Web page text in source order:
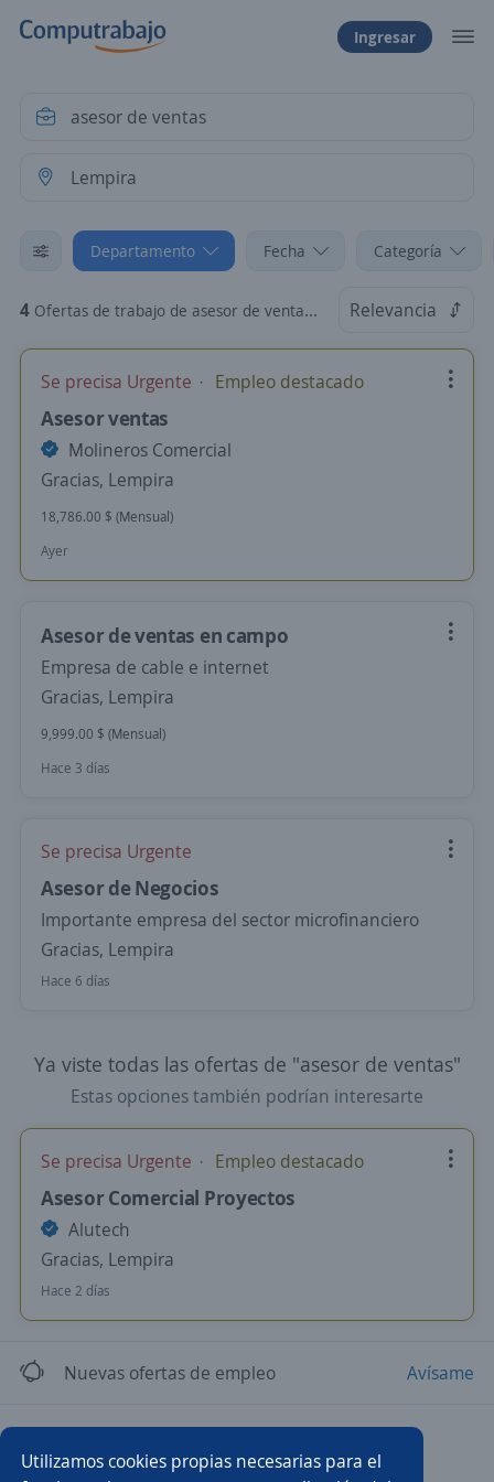
Utilizamos cookies propias necesarias para el
Ingresar
Departamento Fecha Categoría
4 Ofertas de trabajo de asesor de ventas en Lempira Relevancia
Se precisa Urgente Empleo destacado
Asesor ventas
Molineros Comercial
Gracias, Lempira
18,786.00 $ (Mensual)
Ayer
Asesor de ventas en campo
Empresa de cable e internet
Gracias, Lempira
9,999.00 $ (Mensual)
Hace 3 días
Se precisa Urgente
Asesor de Negocios
Importante empresa del sector microfinanciero
Gracias, Lempira
Hace 6 días
Ya viste todas las ofertas de "asesor de ventas"
Estas opciones también podrían interesarte
Se precisa Urgente Empleo destacado
Asesor Comercial Proyectos
Alutech
Gracias, Lempira
Hace 2 días
Nuevas ofertas de empleo Avísame